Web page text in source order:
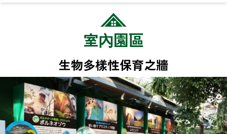
室內園區
生物多樣性保育之牆